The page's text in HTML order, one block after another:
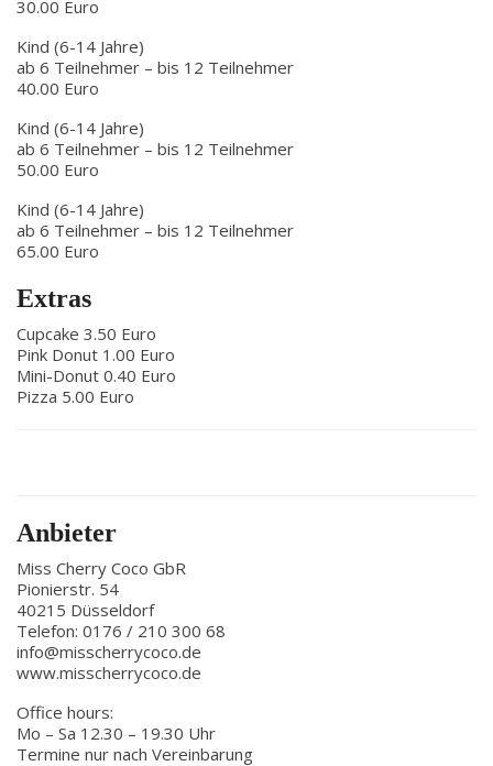
30.00 Euro
Kind (6-14 Jahre)
ab 6 Teilnehmer – bis 12 Teilnehmer
40.00 Euro
Kind (6-14 Jahre)
ab 6 Teilnehmer – bis 12 Teilnehmer
50.00 Euro
Kind (6-14 Jahre)
ab 6 Teilnehmer – bis 12 Teilnehmer
65.00 Euro
Extras
Cupcake 3.50 Euro
Pink Donut 1.00 Euro
Mini-Donut 0.40 Euro
Pizza 5.00 Euro
Anbieter
Miss Cherry Coco GbR
Pionierstr. 54
40215 Düsseldorf
Telefon: 0176 / 210 300 68
info@misscherrycoco.de
www.misscherrycoco.de
Office hours:
Mo – Sa 12.30 – 19.30 Uhr
Termine nur nach Vereinbarung